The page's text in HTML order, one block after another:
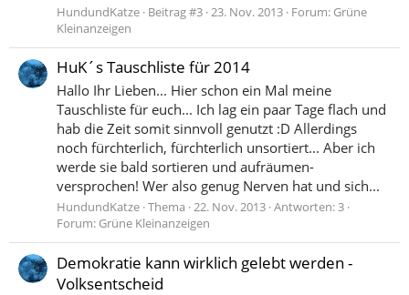
HundundKatze Beitrag #3 23. Nov. 2013 Forum: Grüne
Kleinanzeigen
HuK´s Tauschliste für 2014
Hallo Ihr Lieben... Hier schon ein Mal meine
Tauschliste für euch... Ich lag ein paar Tage flach und
hab die Zeit somit sinnvoll genutzt :D Allerdings
noch fürchterlich, fürchterlich unsortiert... Aber ich
werde sie bald sortieren und aufräumen-
versprochen! Wer also genug Nerven hat und sich...
HundundKatze Thema 22. Nov. 2013 Antworten: 3
Forum: Grüne Kleinanzeigen
Demokratie kann wirklich gelebt werden -
Volksentscheid